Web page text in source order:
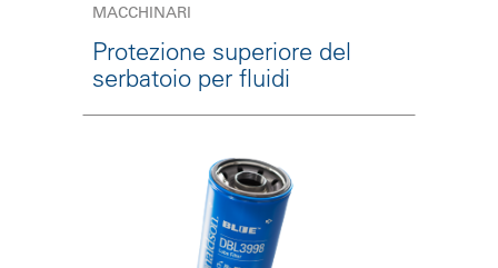
MACCHINARI
Protezione superiore del
serbatoio per fluidi